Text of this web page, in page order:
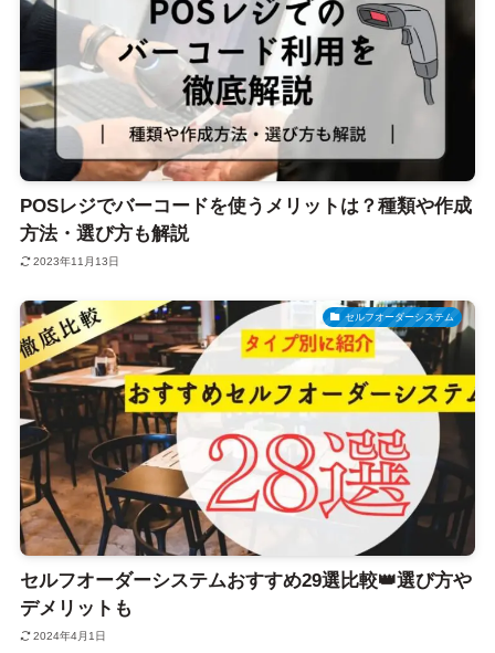
POSレジでバーコードを使うメリットは？種類や作成
方法・選び方も解説
2023年11月13日
セルフオーダーシステム
セルフオーダーシステムおすすめ29選比較👑選び方や
デメリットも
2024年4月1日